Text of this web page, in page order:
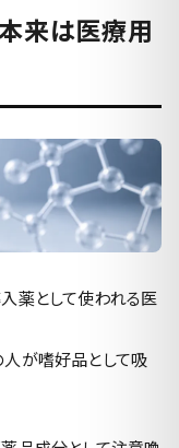
来は医療用
薬として使われる医
が嗜好品として吸